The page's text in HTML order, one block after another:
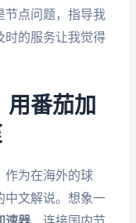
节点问题，指导我
时的服务让我觉得
用番茄加
作为在海外的球
中文解说。想象一